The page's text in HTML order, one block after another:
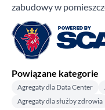
zabudowy w
Powiązane kategorie
Agregaty dla Data Center
Agregaty dla służby zdrowia